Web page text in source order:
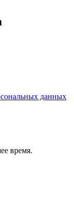
данных
время.